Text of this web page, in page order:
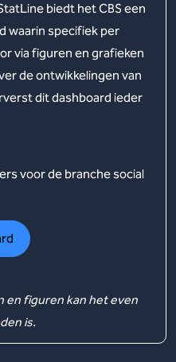
biedt het CBS een
waarin specifiek per
via figuren en grafieken
de ontwikkelingen van
dit dashboard ieder
voor de branche social
en figuren kan het even
is.